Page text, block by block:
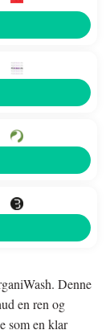
Denne
en ren og
som en klar